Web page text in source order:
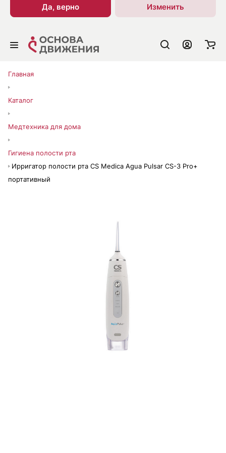
Да, верно Изменить
Главная
Каталог
Медтехника для дома
Гигиена полости рта
Ирригатор полости рта CS Medica Agua Pulsar CS-3 Pro+
портативный